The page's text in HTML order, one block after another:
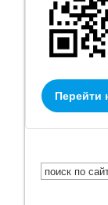
Перейти